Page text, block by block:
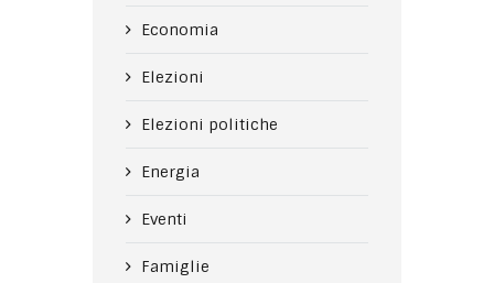
Economia
Elezioni
Elezioni politiche
Energia
Eventi
Famiglie